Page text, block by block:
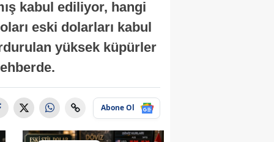
kabul ediliyor, hangi
eski dolarları kabul
yüksek küpürler
Abone Ol